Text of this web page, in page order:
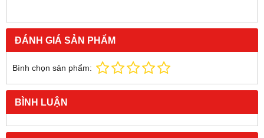
ĐÁNH GIÁ SẢN PHẨM
Bình chọn sản phẩm:
BÌNH LUẬN